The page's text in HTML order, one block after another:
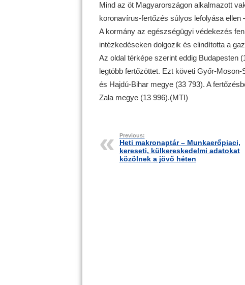
Mind az öt Magyarországon alkalmazott
koronavírus-fertőzés súlyos lefolyása ellen
A kormány az egészségügyi védekezés
intézkedéseken dolgozik és elindította a
Az oldal térképe szerint eddig Budapesten
legtöbb fertőzöttet. Ezt követi Győr-
és Hajdú-Bihar megye (33 793). A
Zala megye (13 996).(MTI)
Previous:
Heti makronaptár – Munkaerőpiaci,
kereseti, külkereskedelmi adatokat
közölnek a jövő héten